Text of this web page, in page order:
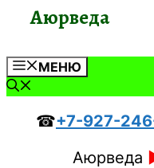
Аюрведа
МЕНЮ
☎+7-927-
Аюрведа